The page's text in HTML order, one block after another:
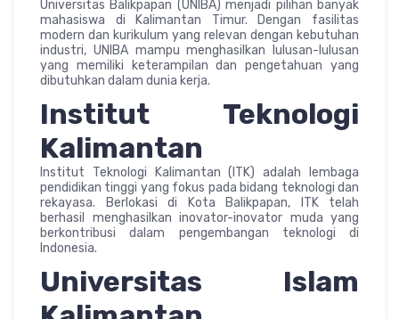
Universitas Balikpapan (UNIBA) menjadi pilihan banyak
mahasiswa di Kalimantan Timur. Dengan fasilitas
modern dan kurikulum yang relevan dengan kebutuhan
industri, UNIBA mampu menghasilkan lulusan-lulusan
yang memiliki keterampilan dan pengetahuan yang
dibutuhkan dalam dunia kerja.
Institut Teknologi
Kalimantan
Institut Teknologi Kalimantan (ITK) adalah lembaga
pendidikan tinggi yang fokus pada bidang teknologi dan
rekayasa. Berlokasi di Kota Balikpapan, ITK telah
berhasil menghasilkan inovator-inovator muda yang
berkontribusi dalam pengembangan teknologi di
Indonesia.
Universitas Islam